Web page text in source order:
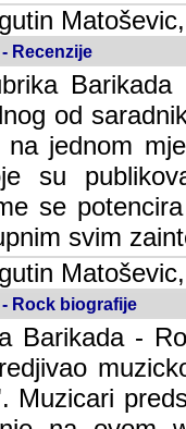
Recenzije
od
na jednom
su
se
svim
Rock biografije
Barikada -
Muzicari